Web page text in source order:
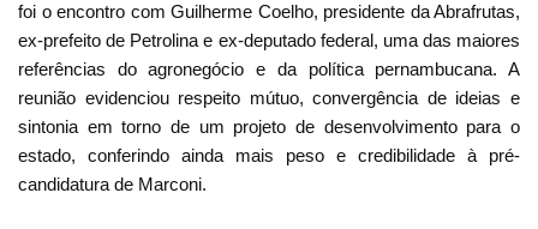
foi o encontro com Guilherme Coelho, presidente da Abrafrutas,
ex-prefeito de Petrolina e ex-deputado federal, uma das maiores
referências do agronegócio e da política pernambucana. A
reunião evidenciou respeito mútuo, convergência de ideias e
sintonia em torno de um projeto de desenvolvimento para o
estado, conferindo ainda mais peso e credibilidade à pré-
candidatura de Marconi.